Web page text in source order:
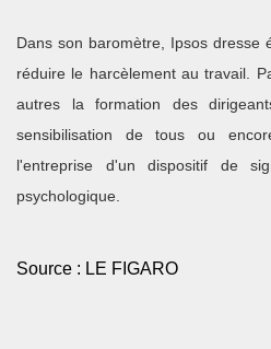
Dans son baromètre, Ipsos dresse
réduire le harcèlement au travail.
autres la formation des
sensibilisation de tous ou
l'entreprise d'un dispositif de
psychologique.
Source : LE FIGARO